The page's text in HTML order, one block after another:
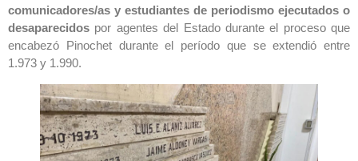
comunicadores/as y estudiantes de periodismo ejecutados o
desaparecidos por agentes del Estado durante el proceso que
encabezó Pinochet durante el período que se extendió entre
1.973 y 1.990.